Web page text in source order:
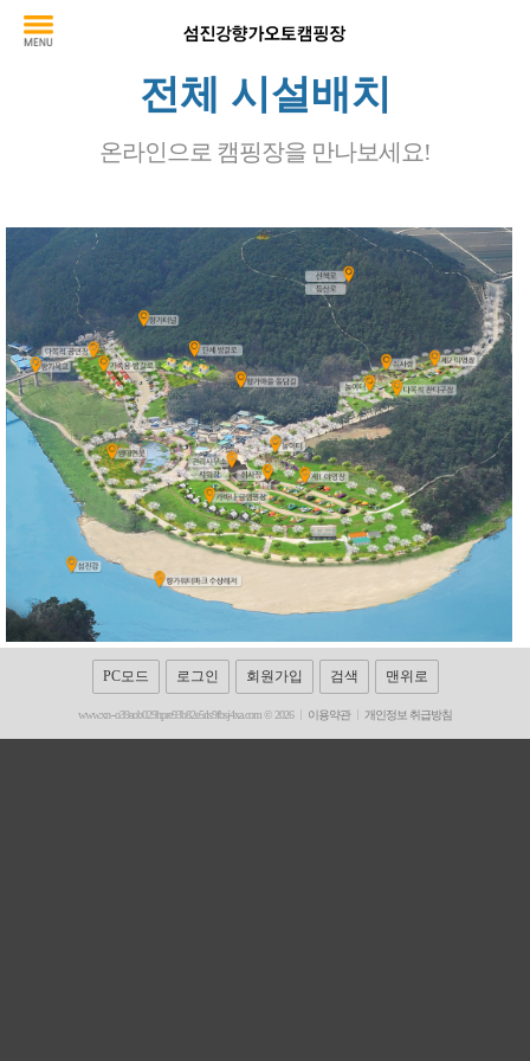
전체 시설배치
온라인으로 캠핑장을 만나보세요!
PC모드 로그인 회원가입 검색 맨위로
www.xn--o39aob029hpre93b82e5rls9fbsj4xa.com © 2026 이용약관 개인정보 취급방침